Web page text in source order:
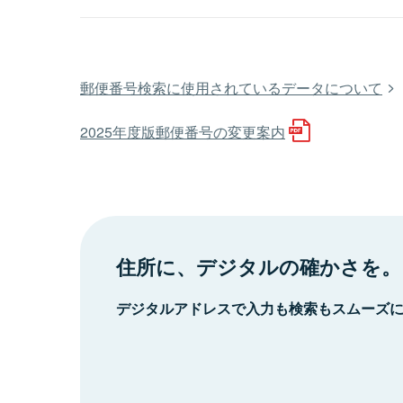
郵便番号検索に使用されているデータについて
2025年度版郵便番号の変更案内
住所に、デジタルの確かさを。
デジタルアドレスで入力も検索もスムーズ